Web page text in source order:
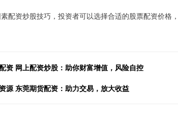
配资炒股技巧，投资者可以选择合适的股票配资价格
资 网上配资炒股：助你财富增值，风险自控
源 东莞期货配资：助力交易，放大收益